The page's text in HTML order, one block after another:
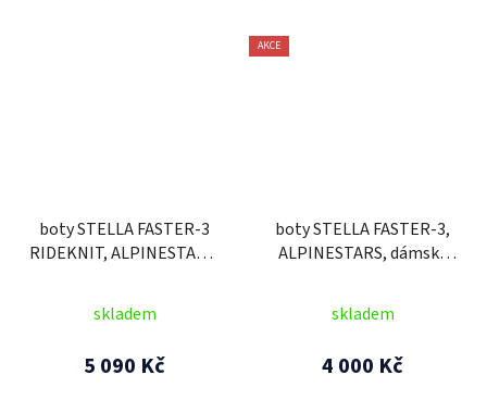
boty STELLA FASTER-3
RIDEKNIT, ALPINESTARS,
skladem
5 090 Kč
AKCE
boty STELLA FASTER-3,
ALPINESTARS, dámské
skladem
4 000 Kč